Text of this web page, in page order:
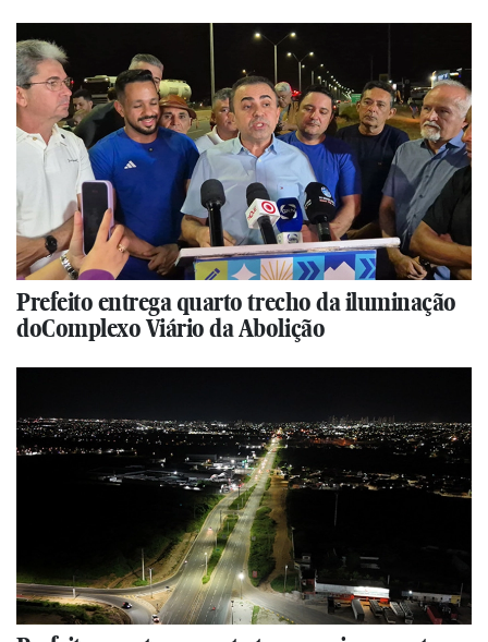
Prefeito entrega quarto trecho da iluminação
doComplexo Viário da Abolição